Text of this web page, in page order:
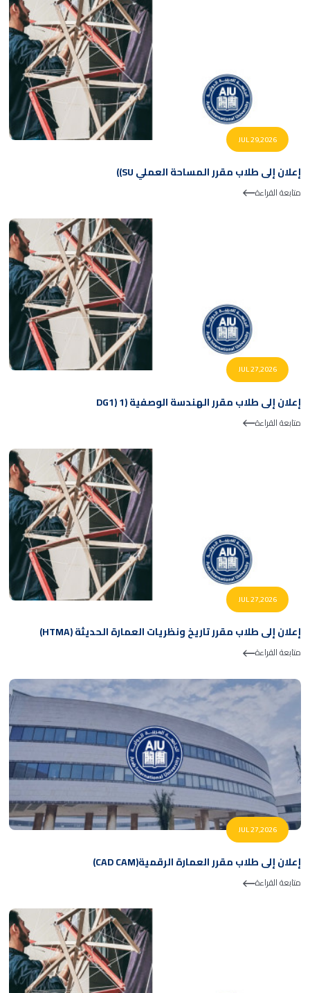
JUL 29,2026
إعلان إلى طلاب مقرر المساحة العملي SU))
متابعة القراءة
JUL 27,2026
إعلان إلى طلاب مقرر الهندسة الوصفية (DG1) 1
متابعة القراءة
JUL 27,2026
إعلان إلى طلاب مقرر تاريخ ونظريات العمارة الحديثة (HTMA)
متابعة القراءة
JUL 27,2026
إعلان إلى طلاب مقرر العمارة الرقمية(CAD CAM)
متابعة القراءة